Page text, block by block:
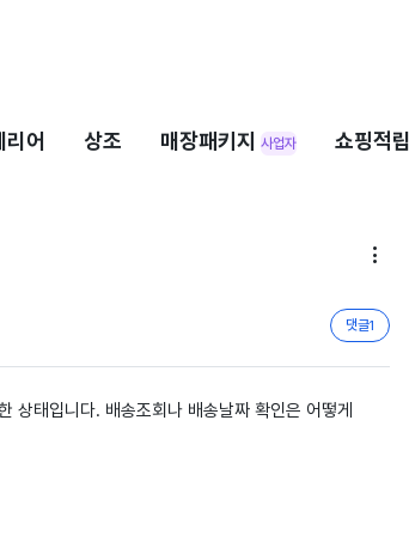
리어 상조 매장패키지 사업자 쇼핑적립

댓글1
태입니다. 배송조회나 배송날짜 확인은 어떻게